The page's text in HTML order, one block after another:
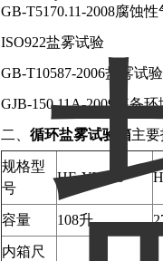
GB-T5170.11-2008腐蚀
ISO922盐雾试验
GB-T10587-2006盐雾试
GJB-150.11A-2009装备
二、 循环盐雾试验箱主
规格型
号
HE-YW-60
容量 108升
内箱尺